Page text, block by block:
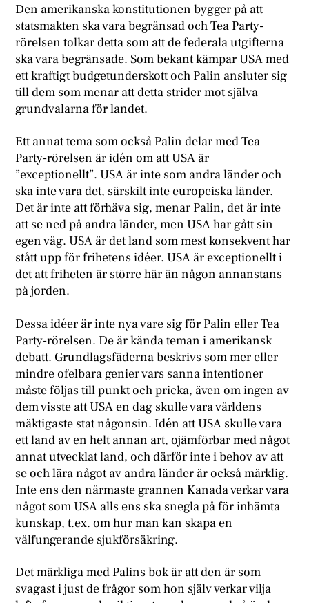
Den amerikanska konstitutionen bygger på att
statsmakten ska vara begränsad och Tea Party-
rörelsen tolkar detta som att de federala utgifterna
ska vara begränsade. Som bekant kämpar USA med
ett kraftigt budgetunderskott och Palin ansluter sig
till dem som menar att detta strider mot själva
grundvalarna för landet.
Ett annat tema som också Palin delar med Tea
Party-rörelsen är idén om att USA är
”exceptionellt”. USA är inte som andra länder och
ska inte vara det, särskilt inte europeiska länder.
Det är inte att förhäva sig, menar Palin, det är inte
att se ned på andra länder, men USA har gått sin
egen väg. USA är det land som mest konsekvent har
stått upp för frihetens idéer. USA är exceptionellt i
det att friheten är större här än någon annanstans
på jorden.
Dessa idéer är inte nya vare sig för Palin eller Tea
Party-rörelsen. De är kända teman i amerikansk
debatt. Grundlagsfäderna beskrivs som mer eller
mindre ofelbara genier vars sanna intentioner
måste följas till punkt och pricka, även om ingen av
dem visste att USA en dag skulle vara världens
mäktigaste stat någonsin. Idén att USA skulle vara
ett land av en helt annan art, ojämförbar med något
annat utvecklat land, och därför inte i behov av att
se och lära något av andra länder är också märklig.
Inte ens den närmaste grannen Kanada verkar vara
något som USA alls ens ska snegla på för inhämta
kunskap, t.ex. om hur man kan skapa en
välfungerande sjukförsäkring.
Det märkliga med Palins bok är att den är som
svagast i just de frågor som hon själv verkar vilja